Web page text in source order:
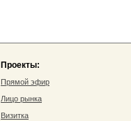
Проекты:
Прямой эфир
Лицо рынка
Визитка